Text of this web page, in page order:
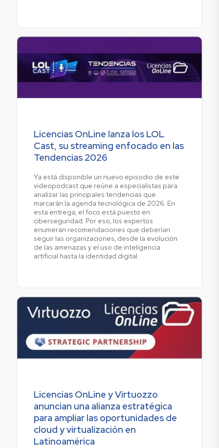
Licencias OnLine lanza los LOL
Cast, su streaming enfocado en las
Tendencias 2026
Ya está disponible un nuevo episodio de este
videopodcast que reúne a especialistas para
analizar las principales tendencias que
marcarán la agenda tecnológica de 2026. En
esta entrega, el foco está puesto en
ciberseguridad. Por eso, los expertos
enumeran recomendaciones que deberían
seguir las organizaciones, desde la evolución
de las amenazas y el uso de inteligencia
artificial hasta la identidad digital.
Licencias OnLine y Virtuozzo
anuncian una alianza estratégica
para ampliar las oportunidades de
cloud y virtualización en
Latinoamérica